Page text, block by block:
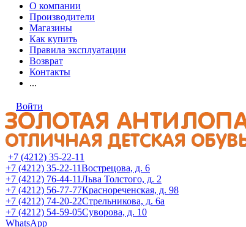
О компании
Производители
Магазины
Как купить
Правила эксплуатации
Возврат
Контакты
...
Войти
+7 (4212) 35-22-11
+7 (4212) 35-22-11Вострецова, д. 6
+7 (4212) 76-44-11Льва Толстого, д. 2
+7 (4212) 56-77-77Краснореченская, д. 98
+7 (4212) 74-20-22Стрельникова, д. 6а
+7 (4212) 54-59-05Суворова, д. 10
WhatsApp